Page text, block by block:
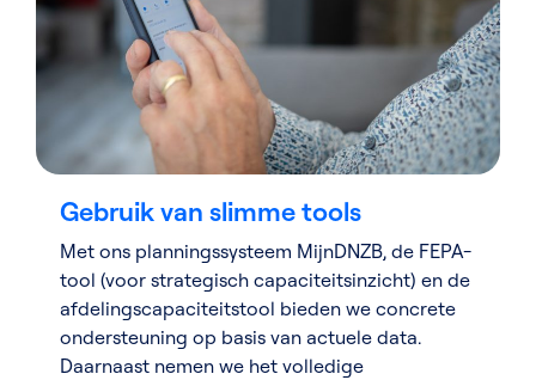
Gebruik van slimme tools
Met ons planningssysteem MijnDNZB, de FEPA-
tool (voor strategisch capaciteitsinzicht) en de
afdelingscapaciteitstool bieden we concrete
ondersteuning op basis van actuele data.
Daarnaast nemen we het volledige